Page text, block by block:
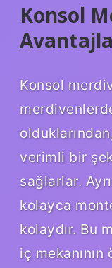
Konsol
Konsol
verimli bir
sağlarlar.
kolayca
kolaydır. Bu
iç